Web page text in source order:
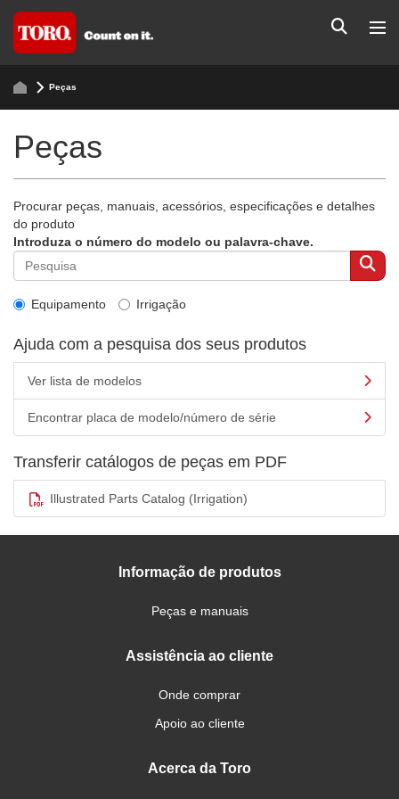
Peças
Peças
Procurar peças, manuais, acessórios, especificações e detalhes
do produto
Introduza o número do modelo ou palavra-chave.
Equipamento Irrigação
Ajuda com a pesquisa dos seus produtos
Ver lista de modelos
Encontrar placa de modelo/número de série
Transferir catálogos de peças em PDF
Illustrated Parts Catalog (Irrigation)
Informação de produtos
Peças e manuais
Assistência ao cliente
Onde comprar
Apoio ao cliente
Acerca da Toro